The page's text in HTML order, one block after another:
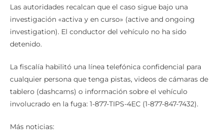
Las autoridades recalcan que el caso sigue bajo una
investigación «activa y en curso» (active and ongoing
investigation). El conductor del vehículo no ha sido
detenido.
La fiscalía habilitó una línea telefónica confidencial para
cualquier persona que tenga pistas, videos de cámaras de
tablero (dashcams) o información sobre el vehículo
involucrado en la fuga: 1-877-TIPS-4EC (1-877-847-7432).
Más noticias: